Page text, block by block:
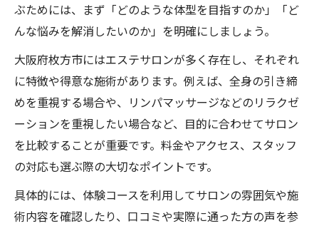
ぶためには、まず「どのような体型を目指すのか」「ど
んな悩みを解消したいのか」を明確にしましょう。
大阪府枚方市にはエステサロンが多く存在し、それぞれ
に特徴や得意な施術があります。例えば、全身の引き締
めを重視する場合や、リンパマッサージなどのリラクゼ
ーションを重視したい場合など、目的に合わせてサロン
を比較することが重要です。料金やアクセス、スタッフ
の対応も選ぶ際の大切なポイントです。
具体的には、体験コースを利用してサロンの雰囲気や施
術内容を確認したり、口コミや実際に通った方の声を参